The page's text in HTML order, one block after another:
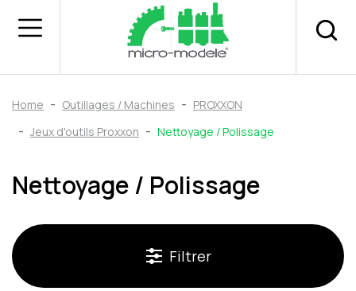
Home Outillages / Machines
PROXXON
Jeux d'outils Proxxon
Nettoyage / Polissage
Nettoyage / Polissage
Filtrer